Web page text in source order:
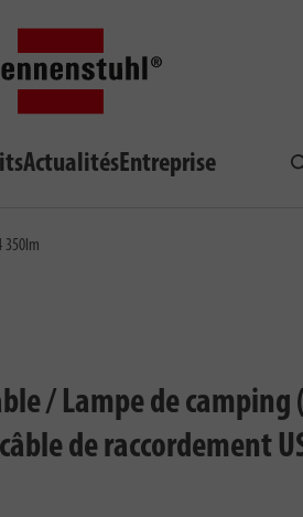
ActualitésEntreprise
350lm
/ Lampe de
de raccordement